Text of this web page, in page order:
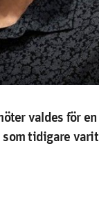
valdes för en
som tidigare varit